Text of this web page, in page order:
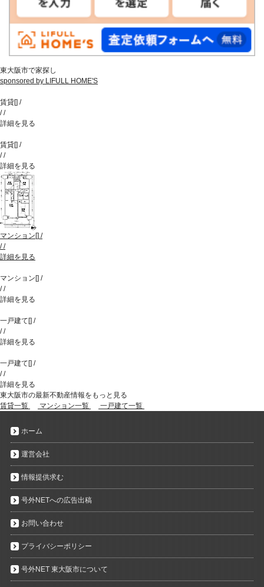
東大阪市で家探し
sponsored by LIFULL HOME'S
賃貸[] /
//
詳細を見る
賃貸[] /
//
詳細を見る
マンション [] /
//
詳細を見る
マンション [] /
//
詳細を見る
一戸建て [] /
//
詳細を見る
一戸建て [] /
//
詳細を見る
東大阪市の最新不動産情報をもっと見る
賃貸一覧
マンション一覧 一戸建て一覧
ホーム
運営会社
情報提供求む
号外NETへの広告出稿
お問い合わせ
プライバシーポリシー
号外NET 東大阪市について